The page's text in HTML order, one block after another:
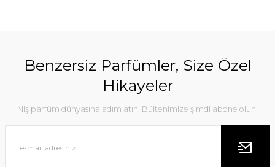
Benzersiz Parfümler, Size Özel
Hikayeler
Niş parfüm dünyasına adım atın. Bültenimize şimdi abone olun!